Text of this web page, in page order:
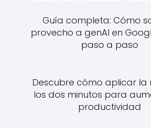
Guía completa: Cómo
provecho a genAI en
paso a paso
Descubre cómo aplicar la
los dos minutos para
productividad